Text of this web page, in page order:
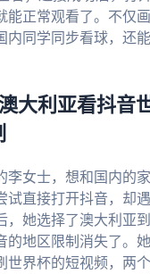
能正常观看了。不仅
内同学同步看球，还
大利亚看抖音
李女士，想和国内的
试直接打开抖音，却
，她选择了澳大利亚
的地区限制消失了。
世界杯的短视频，两